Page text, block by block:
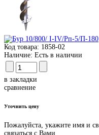
Код товара: 1858-02
Наличие: Есть в наличии
в закладки
сравнение
Уточнить цену
Пожалуйста, укажите имя и
связаться с Вами